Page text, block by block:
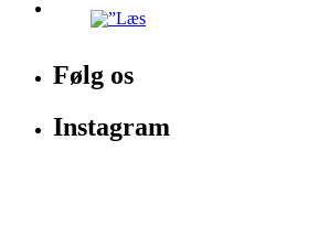
Følg os
Instagram